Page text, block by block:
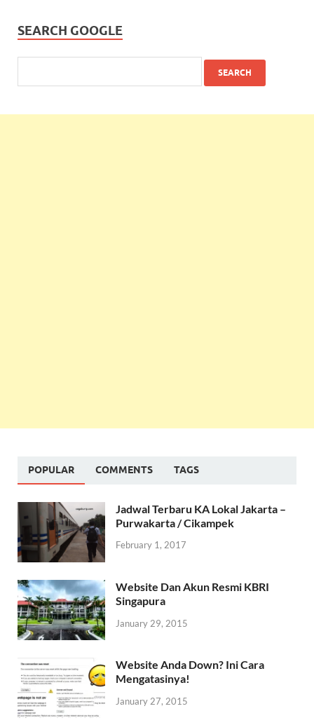
SEARCH GOOGLE
POPULAR COMMENTS TAGS
Jadwal Terbaru KA Lokal Jakarta –
Purwakarta / Cikampek
February 1, 2017
Website Dan Akun Resmi KBRI
Singapura
January 29, 2015
Website Anda Down? Ini Cara
Mengatasinya!
January 27, 2015